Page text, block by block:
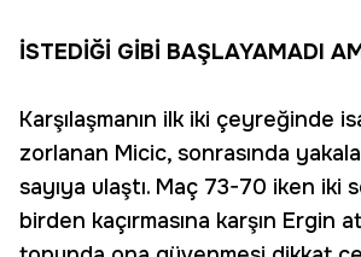
İSTEDİĞİ GİBİ BAŞLAYAMADI
Karşılaşmanın ilk iki çeyreğinde
zorlanan Micic, sonrasında
sayıya ulaştı. Maç 73-70 iken iki
birden kaçırmasına karşın Ergin